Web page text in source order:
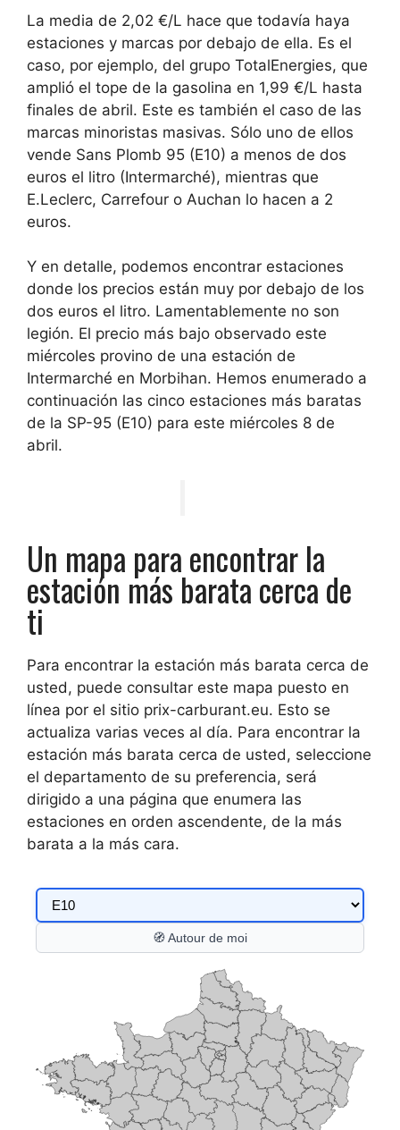
La media de 2,02 €/L hace que todavía haya
estaciones y marcas por debajo de ella. Es el
caso, por ejemplo, del grupo TotalEnergies, que
amplió el tope de la gasolina en 1,99 €/L hasta
finales de abril. Este es también el caso de las
marcas minoristas masivas. Sólo uno de ellos
vende Sans Plomb 95 (E10) a menos de dos
euros el litro (Intermarché), mientras que
E.Leclerc, Carrefour o Auchan lo hacen a 2
euros.
Y en detalle, podemos encontrar estaciones
donde los precios están muy por debajo de los
dos euros el litro. Lamentablemente no son
legión. El precio más bajo observado este
miércoles provino de una estación de
Intermarché en Morbihan. Hemos enumerado a
continuación las cinco estaciones más baratas
de la SP-95 (E10) para este miércoles 8 de
abril.
Un mapa para encontrar la
estación más barata cerca de
ti
Para encontrar la estación más barata cerca de
usted, puede consultar este mapa puesto en
línea por el sitio prix-carburant.eu. Esto se
actualiza varias veces al día. Para encontrar la
estación más barata cerca de usted, seleccione
el departamento de su preferencia, será
dirigido a una página que enumera las
estaciones en orden ascendente, de la más
barata a la más cara.